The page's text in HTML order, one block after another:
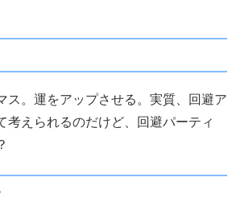
ス。運をアップさせる。実質、回避ア
考えられるのだけど、回避パーティ